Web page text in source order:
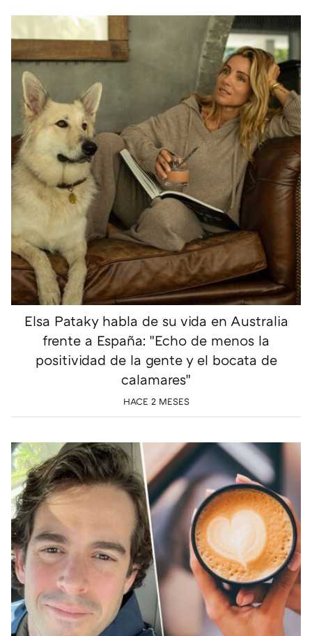
Elsa Pataky habla de su vida en Australia
frente a España: "Echo de menos la
positividad de la gente y el bocata de
calamares"
HACE 2 MESES